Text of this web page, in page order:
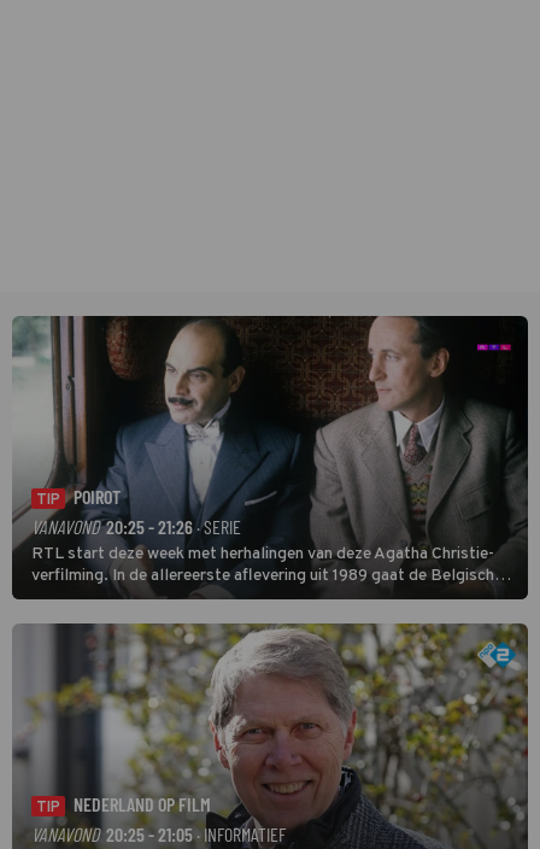
TIP
POIROT
VANAVOND 20:25 - 21:26 · SERIE
RTL start deze week met herhalingen van deze Agatha Christie-
verfilming. In de allereerste aflevering uit 1989 gaat de Belgische
speurder op zoek naar een vermiste kok. Poirot raakt al snel
verwikkeld in een moordzaak. (HH)
TIP
NEDERLAND OP FILM
VANAVOND 20:25 - 21:05· INFORMATIEF